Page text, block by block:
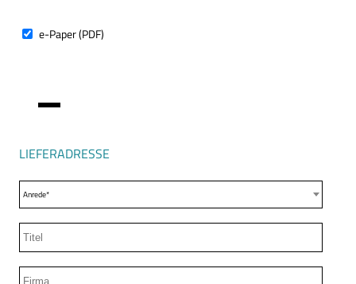
e-Paper (PDF)
LIEFERADRESSE
Anrede*